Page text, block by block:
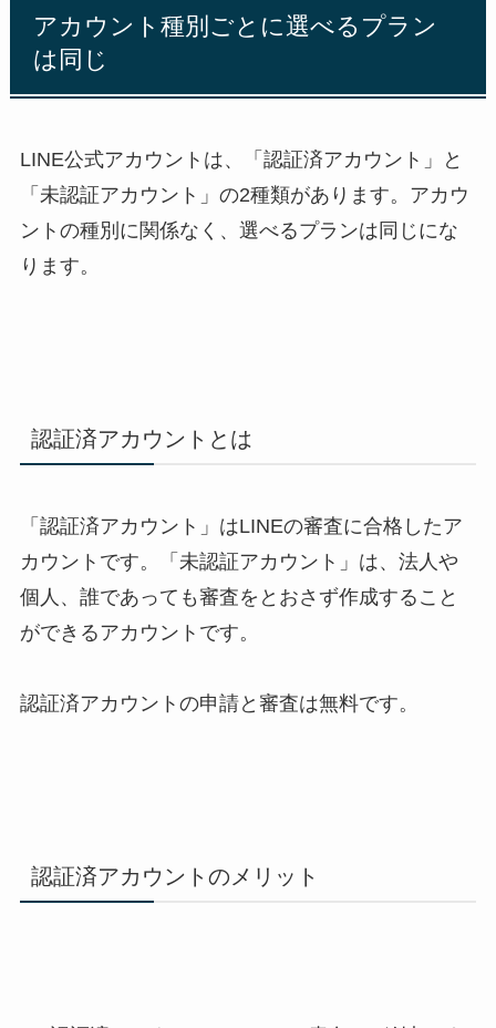
アカウント種別ごとに選べるプラン
は同じ
LINE公式アカウントは、「認証済アカウント」と
「未認証アカウント」の2種類があります。アカウ
ントの種別に関係なく、選べるプランは同じにな
ります。
認証済アカウントとは
「認証済アカウント」はLINEの審査に合格したア
カウントです。「未認証アカウント」は、法人や
個人、誰であっても審査をとおさず作成すること
ができるアカウントです。
認証済アカウントの申請と審査は無料です。
認証済アカウントのメリット